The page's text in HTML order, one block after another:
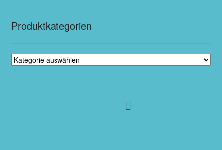
Produktkategorien